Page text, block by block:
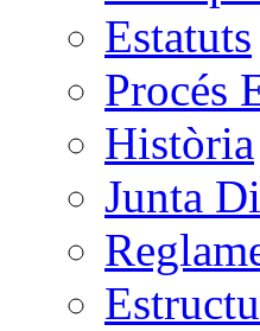
Estatuts
Procés
Història
Junta